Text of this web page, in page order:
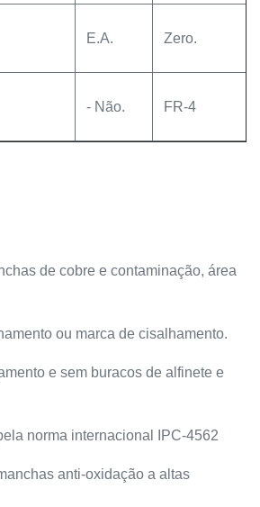
E.A. Zero.
- Não. FR-4
de cobre e contaminação, área
ou marca de cisalhamento.
e sem buracos de alfinete e
norma internacional IPC-4562
anti-oxidação a altas